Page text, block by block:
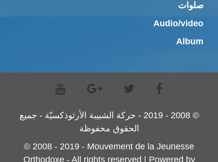
صلوات
Audio/video
Album
© 2008 - 2019 - حركة الشبيبة الأرثوذكسيّة - جميع
الحقوق محفوظة
© 2008 - 2019 - Mouvement de la Jeunesse
Orthodoxe - All rights reserved | Powered by